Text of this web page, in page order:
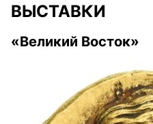
ВЫСТАВКИ
«Великий Восток»